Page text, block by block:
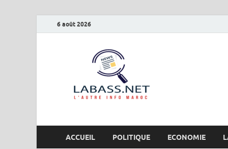
6 août 2026
ACCUEIL POLITIQUE ECONOMIE